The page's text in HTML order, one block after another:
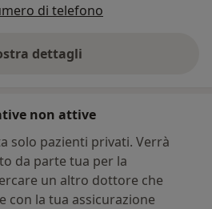
di telefono
dettagli
sull'indirizzo
non attive
solo pazienti privati. Verrà
da parte tua per la
un altro dottore che
con la tua assicurazione